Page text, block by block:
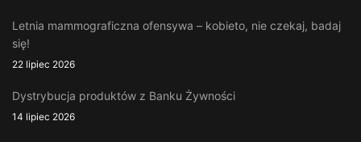
Letnia mammograficzna ofensywa – kobieto, nie czekaj, badaj
się!
22 lipiec 2026
Dystrybucja produktów z Banku Żywności
14 lipiec 2026